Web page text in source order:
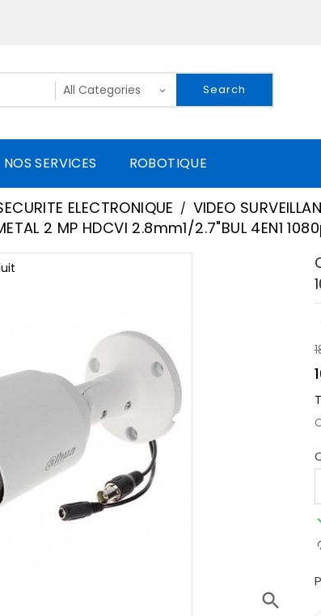
Search
NOS SERVICES ROBOTIQUE
ELECTRONIQUE VIDEO
2 MP HDCVI 2.8mm1/2.7"BUL 4EN1
search